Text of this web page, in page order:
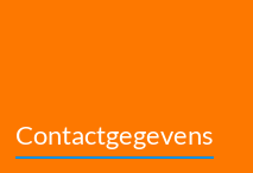
Contactgegevens